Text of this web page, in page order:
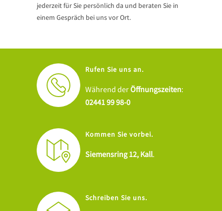
jederzeit für Sie persönlich da und beraten Sie in
einem Gespräch bei uns vor Ort.
Rufen Sie uns an.
Während derÖffnungszeiten:
02441 99 98-0
Kommen Sie vorbei.
Siemensring 12, Kall.
Schreiben Sie uns.